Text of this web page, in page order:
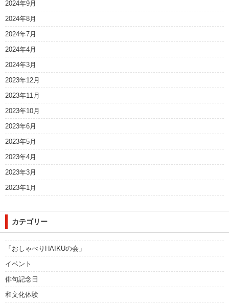
2024年9月
2024年8月
2024年7月
2024年4月
2024年3月
2023年12月
2023年11月
2023年10月
2023年6月
2023年5月
2023年4月
2023年3月
2023年1月
カテゴリー
「おしゃべりHAIKUの会」
イベント
俳句記念日
和文化体験